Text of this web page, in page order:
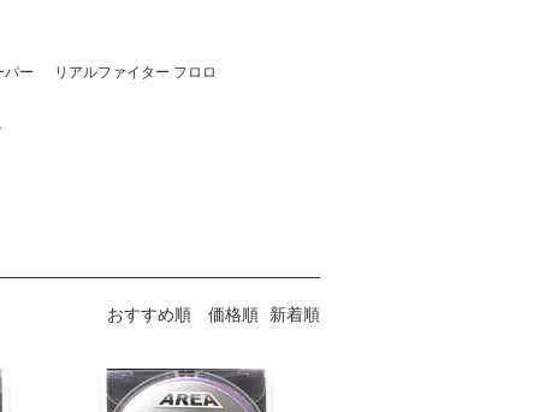
パー
リアルファイター フロロ
おすすめ順 価格順 新着順